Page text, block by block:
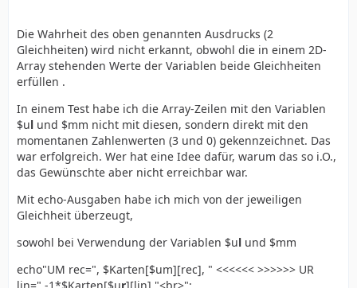
Die Wahrheit des oben genannten Ausdrucks (2
Gleichheiten) wird nicht erkannt, obwohl die in einem 2D-
Array stehenden Werte der Variablen beide Gleichheiten
erfüllen .
In einem Test habe ich die Array-Zeilen mit den Variablen
$ul und $mm nicht mit diesen, sondern direkt mit den
momentanen Zahlenwerten (3 und 0) gekennzeichnet. Das
war erfolgreich. Wer hat eine Idee dafür, warum das so i.O.,
das Gewünschte aber nicht erreichbar war.
Mit echo-Ausgaben habe ich mich von der jeweiligen
Gleichheit überzeugt,
sowohl bei Verwendung der Variablen $ul und $mm
echo"UM rec=", $Karten[$um][rec], " <<<<<< >>>>>> UR